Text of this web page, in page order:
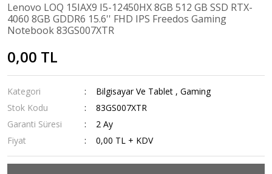
Lenovo LOQ 15IAX9 I5-12450HX 8GB 512 GB SSD RTX-
4060 8GB GDDR6 15.6'' FHD IPS Freedos Gaming
Notebook 83GS007XTR
0,00 TL
Kategori Bilgisayar Ve Tablet ,Gaming
Stok Kodu
83GS007XTR
Garanti Süresi
2 Ay
Fiyat
0,00 TL + KDV